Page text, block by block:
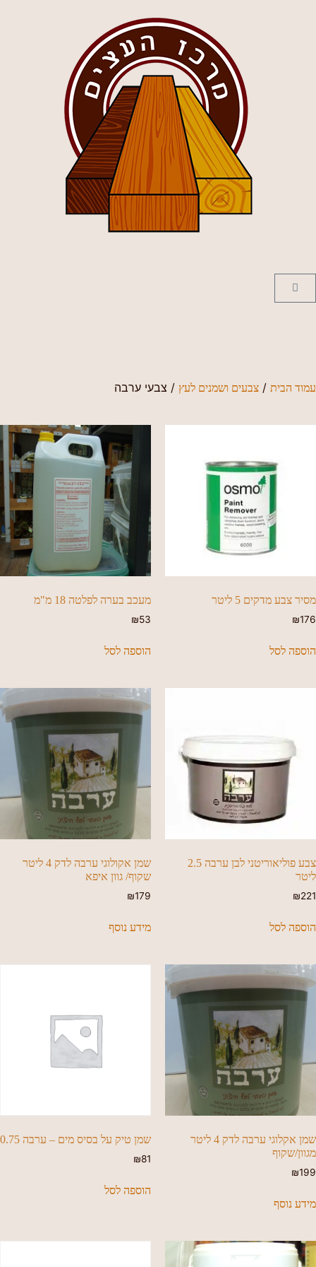
עמוד הבית / צבעים ושמנים לעץ / צבעי ערבה
מסיר צבע מדקים 5 ליטר
₪176
הוספה לסל
מעכב בערה לפלטה 18 מ"מ
₪53
הוספה לסל
צבע פוליאוריטני לבן ערבה 2.5
ליטר
₪221
הוספה לסל
שמן אקולוגי ערבה לדק 4 ליטר
שקוף/ גוון איפא
₪179
מידע נוסף
שמן אקלוגי ערבה לדק 4 ליטר
מגוון/שקוף
₪199
מידע נוסף
שמן טיק על בסיס מים – ערבה 0.75
₪81
הוספה לסל